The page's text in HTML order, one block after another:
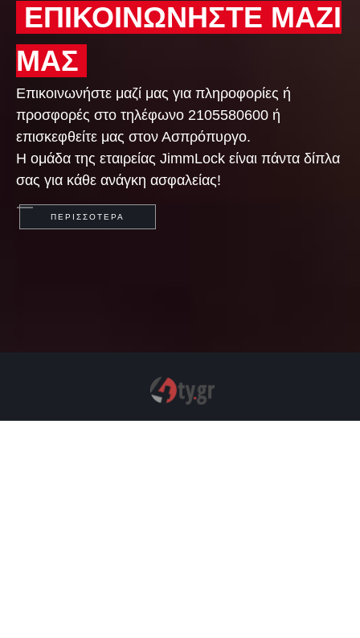
ΕΠΙΚΟΙΝΩΝΗΣΤΕ ΜΑΖΙ
ΜΑΣ
Επικοινωνήστε μαζί μας για πληροφορίες ή
προσφορές στο τηλέφωνο 2105580600 ή
επισκεφθείτε μας στον Ασπρόπυργο.
Η ομάδα της εταιρείας JimmLock είναι πάντα δίπλα
σας για κάθε ανάγκη ασφαλείας!
ΠΕΡΙΣΣΟΤΕΡΑ